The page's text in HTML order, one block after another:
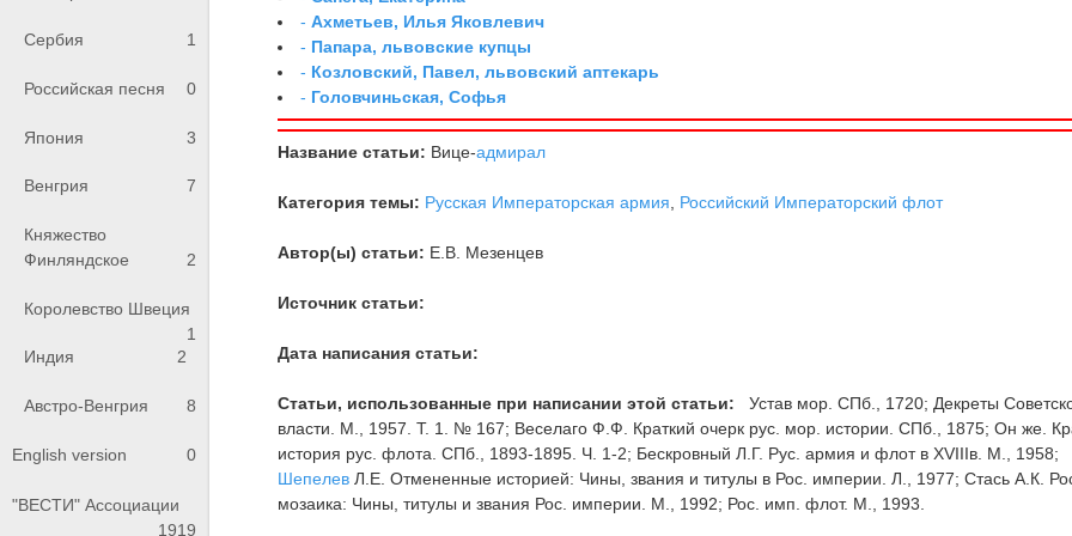
Сербия 1
Российская песня 0
Япония 3
Венгрия 7
Княжество
Финляндское
2
Королевство Швеция
1
Индия
2
Австро-Венгрия 8
English version 0
"ВЕСТИ" Ассоциации
1919
-Ахметьев, Илья Яковлевич
- Папара, львовские купцы
- Козловский, Павел, львовский аптекарь
- Головчиньская, Софья
Название статьи: Вице-адмирал
Категория темы: Русская Императорская армия, Российский Императорский флот
Автор(ы) статьи: Е.В. Мезенцев
Источник статьи:
Дата написания статьи:
Статьи, использованные при написании этой статьи:
Устав мор. СПб., 1720; Декреты
власти. М., 1957. Т. 1. № 167; Веселаго Ф.Ф. Краткий очерк рус. мор. истории. СПб., 1875; Он же.
история рус. флота. СПб., 1893-1895. Ч. 1-2; Бескровный Л.Г. Рус. армия и флот в XVIIIв. М., 1958;
Шепелев Л.Е. Отмененные историей: Чины, звания и титулы в Рос. империи. Л., 1977; Стась А.К.
мозаика: Чины, титулы и звания Рос. империи. М., 1992; Рос. имп. флот. М., 1993.